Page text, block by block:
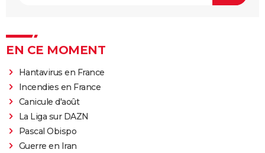
EN CE MOMENT
Hantavirus en France
Incendies en France
Canicule d'août
La Liga sur DAZN
Pascal Obispo
Guerre en Iran